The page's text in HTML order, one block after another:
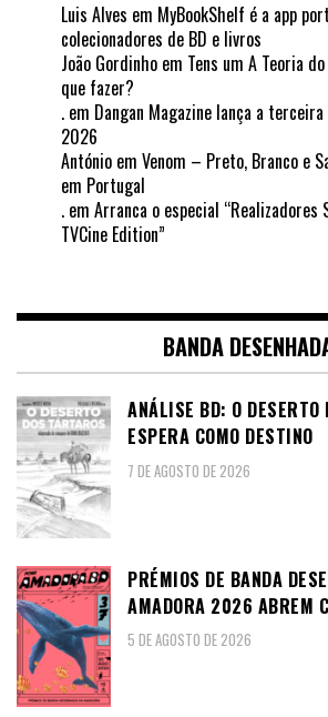
Luis Alves em MyBookShelf é a app
colecionadores de BD e livros
João Gordinho em Tens um A Teoria
que fazer?
. em Dangan Magazine lança a
2026
António em Venom – Preto, Branco e
em Portugal
. em Arranca o especial “Realizadores
TVCine Edition”
BANDA
ANÁLISE BD: O
ESPERA COMO DESTINO
7 DE AGOSTO DE 2026
PRÉMIOS DE BANDA
AMADORA 2026 ABREM
5 DE AGOSTO DE 2026